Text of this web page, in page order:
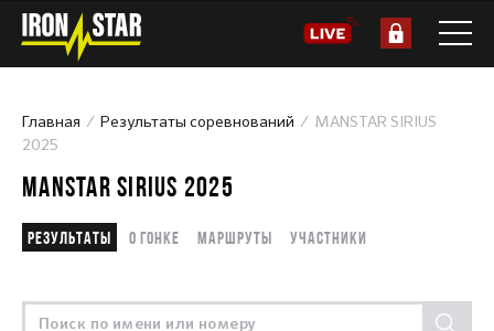
Главная Результаты соревнований
MANSTAR SIRIUS
2025
MANSTAR SIRIUS 2025
Результаты О гонке Маршруты Участники